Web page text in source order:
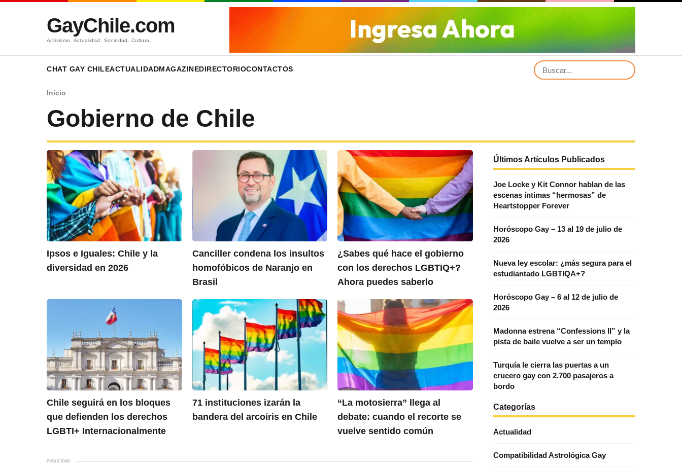
GayChile.com
Activismo. Actualidad. Sociedad. Cultura.
CHAT GAY CHILEACTUALIDADMAGAZINEDIRECTORIOCONTACTOS
Inicio
Gobierno de Chile
Ipsos e Iguales: Chile y la
diversidad en 2026
Canciller condena los insultos
homofóbicos de Naranjo en
Brasil
¿Sabes qué hace el gobierno
con los derechos LGBTIQ+?
Ahora puedes saberlo
Chile seguirá en los bloques
que defienden los derechos
LGBTI+ Internacionalmente
71 instituciones izarán la
bandera del arcoíris en Chile
“La motosierra” llega al
debate: cuando el recorte se
vuelve sentido común
PUBLICIDAD
Últimos Artículos Publicados
Joe Locke y Kit Connor hablan de las
escenas íntimas “hermosas” de
Heartstopper Forever
Horóscopo Gay – 13 al 19 de julio de
2026
Nueva ley escolar: ¿más segura para el
estudiantado LGBTIQA+?
Horóscopo Gay – 6 al 12 de julio de
2026
Madonna estrena “Confessions II” y la
pista de baile vuelve a ser un templo
Turquía le cierra las puertas a un
crucero gay con 2.700 pasajeros a
bordo
Categorías
Actualidad
Compatibilidad Astrológica Gay